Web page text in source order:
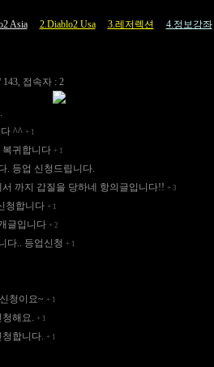
Asia 2.Diablo2 Usa 3.레저렉션 4.정보강좌
143, 접속자 : 2
^^ + 1
귀합니다 + 1
. 등업 신청드립니다.
까지 갑질을 당하네 항의글입니다!! + 3
청합니다 + 1
글입니다 + 2
다.. 등업신청 + 1
청이요~ + 1
해요. + 1
합니다. + 1